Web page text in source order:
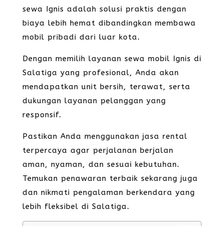
sewa Ignis adalah solusi praktis dengan
biaya lebih hemat dibandingkan membawa
mobil pribadi dari luar kota.
Dengan memilih layanan sewa mobil Ignis di
Salatiga yang profesional, Anda akan
mendapatkan unit bersih, terawat, serta
dukungan layanan pelanggan yang
responsif.
Pastikan Anda menggunakan jasa rental
terpercaya agar perjalanan berjalan
aman, nyaman, dan sesuai kebutuhan.
Temukan penawaran terbaik sekarang juga
dan nikmati pengalaman berkendara yang
lebih fleksibel di Salatiga.